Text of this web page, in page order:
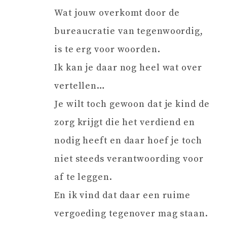
Wat jouw overkomt door de
bureaucratie van tegenwoordig,
is te erg voor woorden.
Ik kan je daar nog heel wat over
vertellen…
Je wilt toch gewoon dat je kind de
zorg krijgt die het verdiend en
nodig heeft en daar hoef je toch
niet steeds verantwoording voor
af te leggen.
En ik vind dat daar een ruime
vergoeding tegenover mag staan.